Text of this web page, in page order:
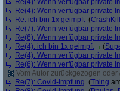
Re(4): Wenn verfügbar private
Re(4): Wenn verfügbar private
Re: ich bin 1x geimpft (
Re(7): Wenn verfügbar private
Re(6): Wenn verfügbar private
Re(4): ich bin 1x geimpft
(
Re(4): Wenn verfügbar private
Re(6): Wenn verfügbar private
Vom Autor zurückgezogen
Re(7): Covid-Impfung (Thing